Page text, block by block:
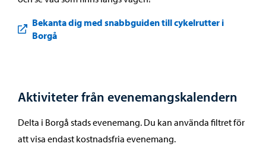
Bekanta dig med snabbguiden till cykelrutter i
Borgå
Aktiviteter från evenemangskalendern
Delta i Borgå stads evenemang. Du kan använda filtret för
att visa endast kostnadsfria evenemang.